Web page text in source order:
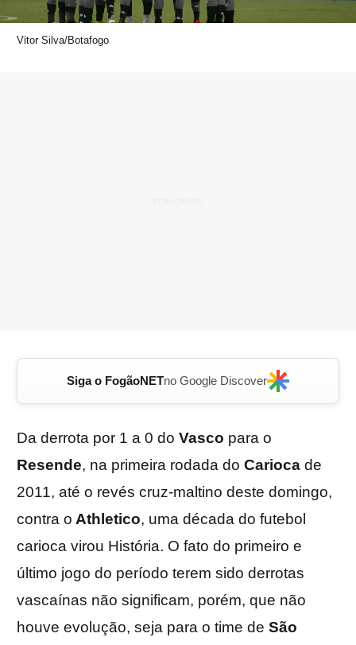
Vitor Silva/Botafogo
Siga o FogãoNETno Google Discover
Da derrota por 1 a 0 do Vasco para o
Resende, na primeira rodada do Carioca de
2011, até o revés cruz-maltino deste domingo,
contra o Athletico, uma década do futebol
carioca virou História. O fato do primeiro e
último jogo do período terem sido derrotas
vascaínas não significam, porém, que não
houve evolução, seja para o time de São